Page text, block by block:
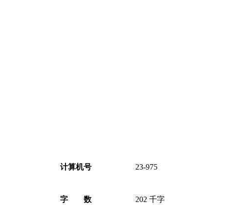
计算机号
23-975
字 数
202 千字